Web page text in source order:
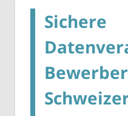
Sichere